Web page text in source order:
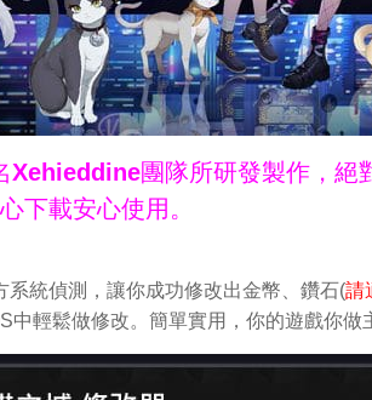
Xehieddine團隊所研發製作，絕
下載安心使用。
系統偵測，讓你成功修改出金幣、鑽石(請
中輕鬆做修改。簡單實用，你的遊戲你做